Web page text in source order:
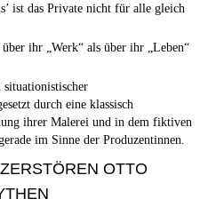
ist das Private nicht für alle gleich
ihr „Werk“ als über ihr „Leben“
durch eine klassisch
ihrer Malerei und in dem fiktiven
im Sinne der Produzentinnen.
OTTO